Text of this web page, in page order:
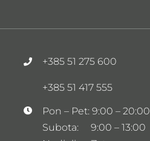
+385 51 275 600
+385 51 417 555
Pon – Pet: 9:00 – 20:00
Subota: 9:00 – 13:00